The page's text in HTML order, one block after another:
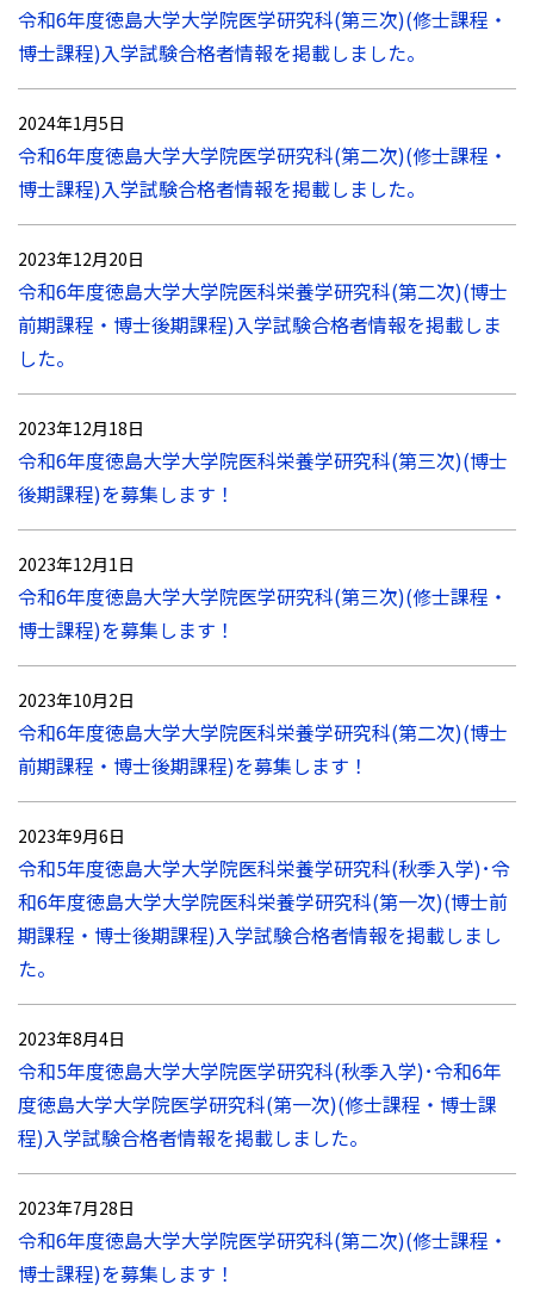
令和6年度徳島大学大学院医学研究科(第三次)(修士課程・
博士課程)入学試験合格者情報を掲載しました。
2024年1月5日
令和6年度徳島大学大学院医学研究科(第二次)(修士課程・
博士課程)入学試験合格者情報を掲載しました。
2023年12月20日
令和6年度徳島大学大学院医科栄養学研究科(第二次)(博士
前期課程・博士後期課程)入学試験合格者情報を掲載しま
した。
2023年12月18日
令和6年度徳島大学大学院医科栄養学研究科(第三次)(博士
後期課程)を募集します！
2023年12月1日
令和6年度徳島大学大学院医学研究科(第三次)(修士課程・
博士課程)を募集します！
2023年10月2日
令和6年度徳島大学大学院医科栄養学研究科(第二次)(博士
前期課程・博士後期課程)を募集します！
2023年9月6日
令和5年度徳島大学大学院医科栄養学研究科(秋季入学)･令
和6年度徳島大学大学院医科栄養学研究科(第一次)(博士前
期課程・博士後期課程)入学試験合格者情報を掲載しまし
た。
2023年8月4日
令和5年度徳島大学大学院医学研究科(秋季入学)･令和6年
度徳島大学大学院医学研究科(第一次)(修士課程・博士課
程)入学試験合格者情報を掲載しました。
2023年7月28日
令和6年度徳島大学大学院医学研究科(第二次)(修士課程・
博士課程)を募集します！